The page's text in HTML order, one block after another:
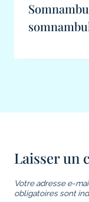
Laisser un
Votre adresse e-
obligatoires sont